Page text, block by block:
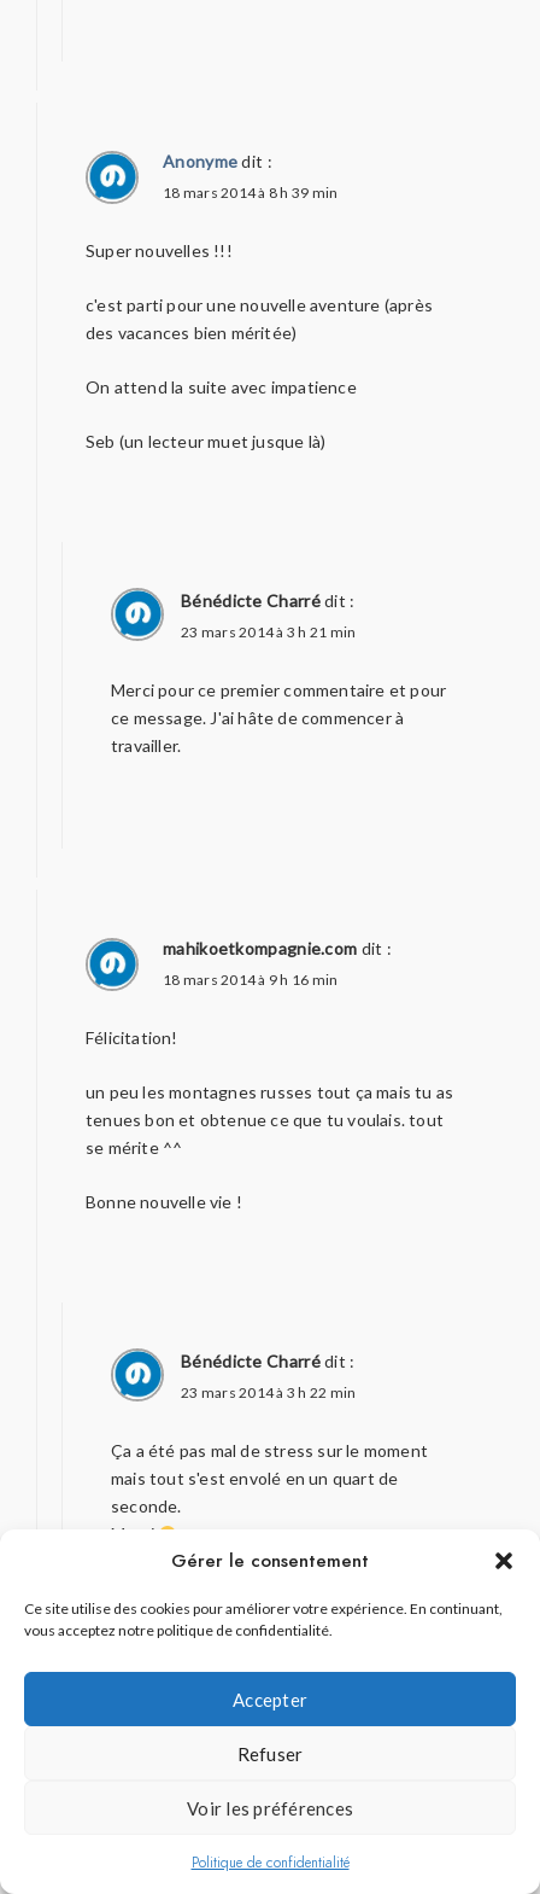
Gérer le consentement
Ce site utilise des cookies pour améliorer votre expérience. En continuant,
vous acceptez notre politique de confidentialité.
Accepter
Refuser
Voir les préférences
Politique de confidentialité
Anonyme dit :
18 mars 2014 à 8 h 39 min
Super nouvelles !!!
c'est parti pour une nouvelle aventure (après
des vacances bien méritée)
On attend la suite avec impatience
Seb (un lecteur muet jusque là)
Bénédicte Charrédit :
23 mars 2014 à 3 h 21 min
Merci pour ce premier commentaire et pour
ce message. J'ai hâte de commencer à
travailler.
mahikoetkompagnie.com dit :
18 mars 2014 à 9 h 16 min
Félicitation!
un peu les montagnes russes tout ça mais tu as
tenues bon et obtenue ce que tu voulais. tout
se mérite ^^
Bonne nouvelle vie !
Bénédicte Charrédit :
23 mars 2014 à 3 h 22 min
Ça a été pas mal de stress sur le moment
mais tout s'est envolé en un quart de
seconde.
Merci
Tout comme le Seb plus haut, j'était un lecteur
muet mais qui sort de son mutisme pour te dire